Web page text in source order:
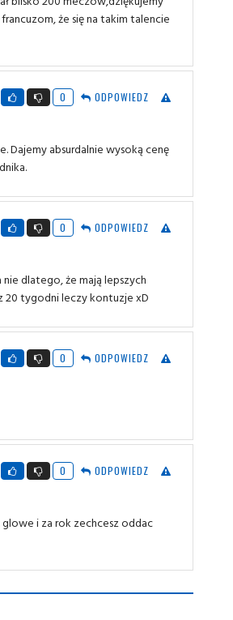
że się na takim talencie
0 ODPOWIEDZ
Dajemy absurdalnie wysoką cenę
0 ODPOWIEDZ
dlatego, że mają lepszych
20 tygodni leczy kontuzje xD
0 ODPOWIEDZ
0 ODPOWIEDZ
glowe i za rok zechcesz oddac